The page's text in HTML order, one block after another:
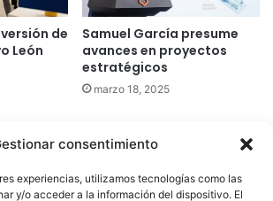
consentimiento
experiencias, utilizamos tecnologías como las
y/o acceder a la información del dispositivo. El
de
León
Samuel García presume
avances en proyectos
estratégicos
marzo 18, 2025
derechos reservados